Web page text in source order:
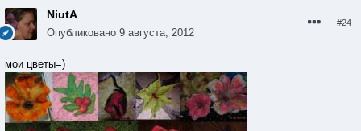
NiutA
Опубликовано 9 августа, 2012
#24
мои цветы=)